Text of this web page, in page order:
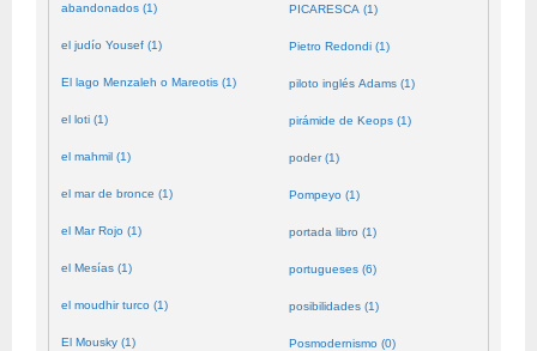
abandonados (1)
el judío Yousef (1)
El lago Menzaleh o Mareotis (1)
el loti (1)
el mahmil (1)
el mar de bronce (1)
el Mar Rojo (1)
el Mesías (1)
el moudhir turco (1)
El Mousky (1)
PICARESCA (1)
Pietro Redondi (1)
piloto inglés Adams (1)
pirámide de Keops (1)
poder (1)
Pompeyo (1)
portada libro (1)
portugueses (6)
posibilidades (1)
Posmodernismo (0)